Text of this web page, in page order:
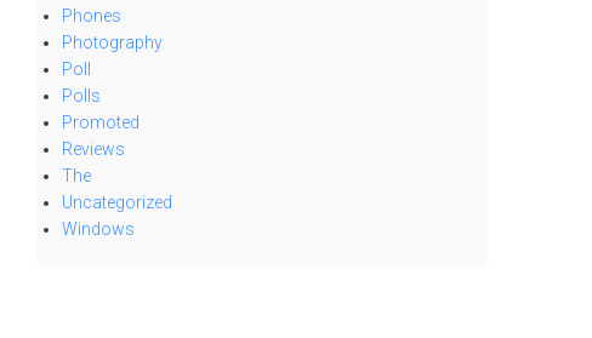
Phones
Photography
Poll
Polls
Promoted
Reviews
The
Uncategorized
Windows